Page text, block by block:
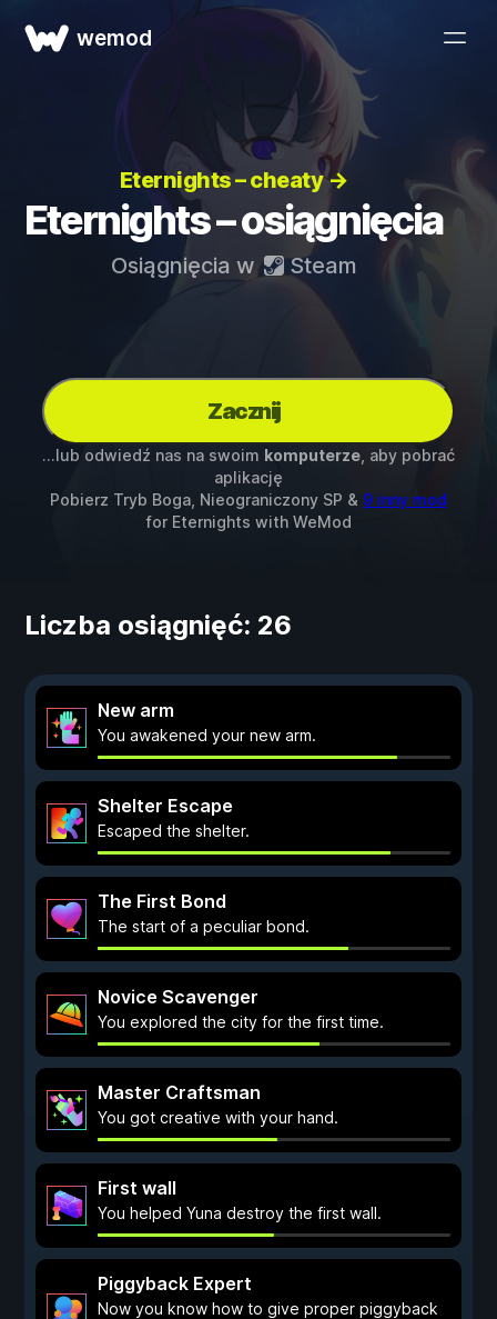
wemod
Eternights – cheaty →
Eternights – osiągnięcia
Osiągnięcia w Steam
Zacznij
...lub odwiedź nas na swoim komputerze , aby pobrać
aplikację
Pobierz Tryb Boga, Nieograniczony SP & 9 inny mod
for Eternights with WeMod
Liczba osiągnięć: 26
New arm
You awakened your new arm.
Shelter Escape
Escaped the shelter.
The First Bond
The start of a peculiar bond.
Novice Scavenger
You explored the city for the first time.
Master Craftsman
You got creative with your hand.
First wall
You helped Yuna destroy the first wall.
Piggyback Expert
Now you know how to give proper piggyback